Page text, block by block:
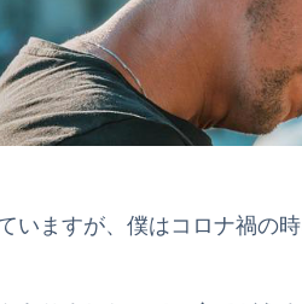
いますが、僕はコロナ禍の